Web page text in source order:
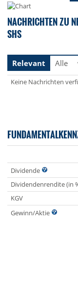
NACHRICHTEN ZU
SHS
Relevant
Alle
Keine Nachrichten
Dividende
Dividendenrendite (in
KGV
Gewinn/Aktie